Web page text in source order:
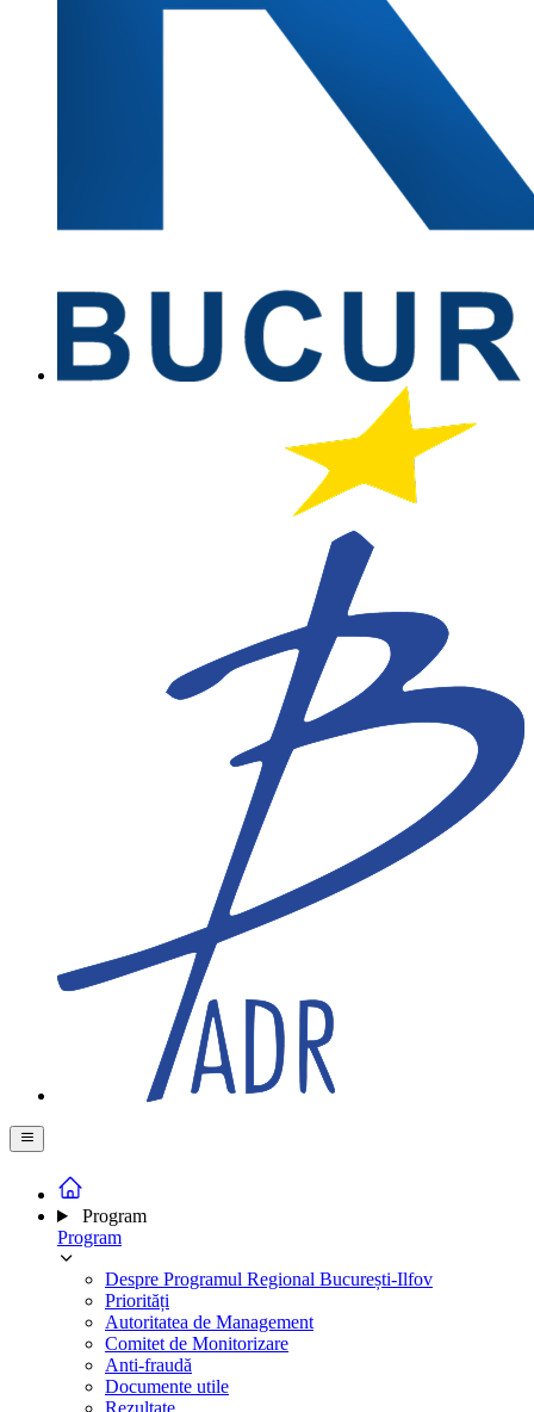
Program
Program
Despre Programul Regional București-Ilfov
Priorități
Autoritatea de Management
Comitet de Monitorizare
Anti-fraudă
Documente utile
Rezultate